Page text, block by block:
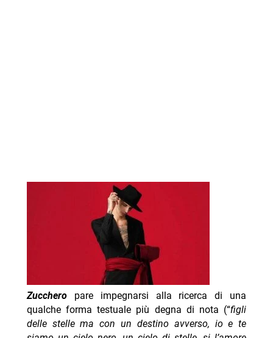
Zucchero pare impegnarsi alla ricerca di una
qualche forma testuale più degna di nota (“figli
delle stelle ma con un destino avverso, io e te